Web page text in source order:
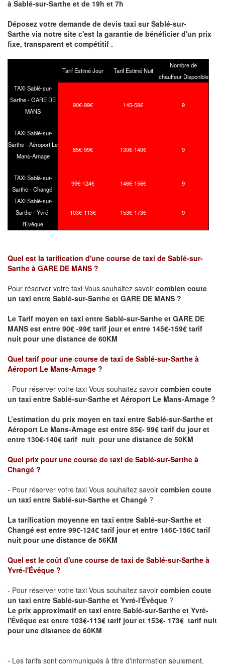
à Sablé-sur-Sarthe et de 19h et 7h
Déposez votre demande de devis taxi sur Sablé-sur-
Sarthe via notre site c'est la garantie de bénéficier d'un prix
fixe, transparent et compétitif .
Tarif Estimé Jour Tarif Estimé Nuit
Nombre de
chauffeur Disponible
TAXI Sablé-sur-
Sarthe - GARE DE
MANS
90€-99€ 145-59€ 9
TAXI Sablé-sur-
Sarthe - Aéroport Le
Mans-Arnage
85€-99€ 130€-140€ 9
TAXI Sablé-sur-
Sarthe - Changé
99€-124€ 146€-156€ 9
TAXI Sablé-sur-
Sarthe - Yvré-
l'Évêque
103€-113€ 153€-173€ 9
Quel est la tarification d'une course de taxi de Sablé-sur-
Sarthe à GARE DE MANS ?
Pour réserver votre taxi Vous souhaitez savoir combien coute
un taxi entre Sablé-sur-Sarthe et GARE DE MANS ?
Le Tarif moyen en taxi entre Sablé-sur-Sarthe et GARE DE
MANS est entre 90€ -99€ tarif jour et entre 145€-159€ tarif
nuit pour une distance de 60KM
Quel tarif pour une course de taxi de Sablé-sur-Sarthe à
Aéroport Le Mans-Arnage ?
- Pour réserver votre taxi Vous souhaitez savoir combien coute
un taxi entre Sablé-sur-Sarthe et Aéroport Le Mans-Arnage ?
L’estimation du prix moyen en taxi entre Sablé-sur-Sarthe et
Aéroport Le Mans-Arnage est entre 85€- 99€ tarif du jour et
entre 130€-140€ tarif nuit pour une distance de 50KM
Quel prix pour une course de taxi de Sablé-sur-Sarthe à
Changé ?
- Pour réserver votre taxi Vous souhaitez savoir combien coute
un taxi entre Sablé-sur-Sarthe et Changé ?
La tarification moyenne en taxi entre Sablé-sur-Sarthe et
Changé est entre 99€-124€ tarif jour et entre 146€-156€ tarif
nuit pour une distance de 56KM
Quel est le coût d'une course de taxi de Sablé-sur-Sarthe à
Yvré-l'Évêque ?
- Pour réserver votre taxi Vous souhaitez savoir combien coute
un taxi entre Sablé-sur-Sarthe et Yvré-l'Évêque ?
Le prix approximatif en taxi entre Sablé-sur-Sarthe et Yvré-
l'Évêque est entre 103€-113€ tarif jour et 153€- 173€ tarif nuit
pour une distance de 60KM
- Les tarifs sont communiqués à titre d'information seulement.